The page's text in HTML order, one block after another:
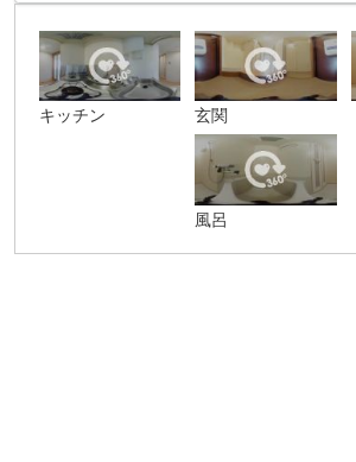
キッチン 玄関
風呂